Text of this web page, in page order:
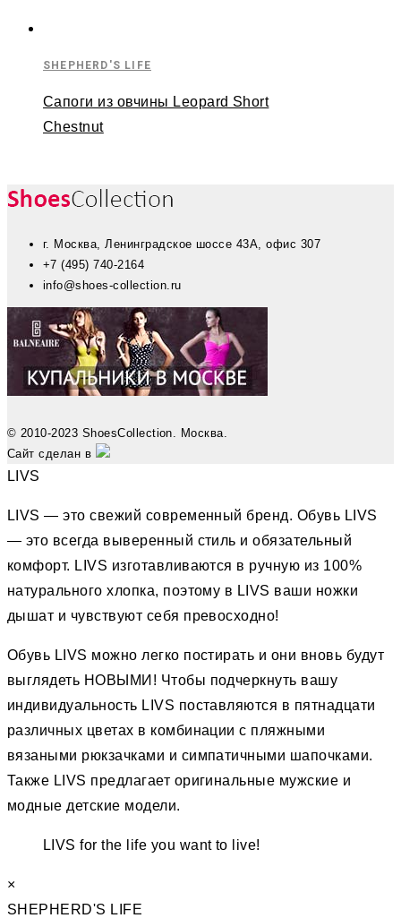
SHEPHERD'S LIFE
Сапоги из овчины Leopard Short
Chestnut
г. Москва, Ленинградское шоссе 43А, офис 307
+7 (495) 740-2164
info@shoes-collection.ru
© 2010-2023 ShoesCollection. Москва.
Сайт сделан в
LIVS
LIVS — это свежий современный бренд. Обувь LIVS
— это всегда выверенный стиль и обязательный
комфорт. LIVS изготавливаются в ручную из 100%
натурального хлопка, поэтому в LIVS ваши ножки
дышат и чувствуют себя превосходно!
Обувь LIVS можно легко постирать и они вновь будут
выглядеть НОВЫМИ! Чтобы подчеркнуть вашу
индивидуальность LIVS поставляются в пятнадцати
различных цветах в комбинации с пляжными
вязаными рюкзачками и симпатичными шапочками.
Также LIVS предлагает оригинальные мужские и
модные детские модели.
LIVS for the life you want to live!
×
SHEPHERD'S LIFE